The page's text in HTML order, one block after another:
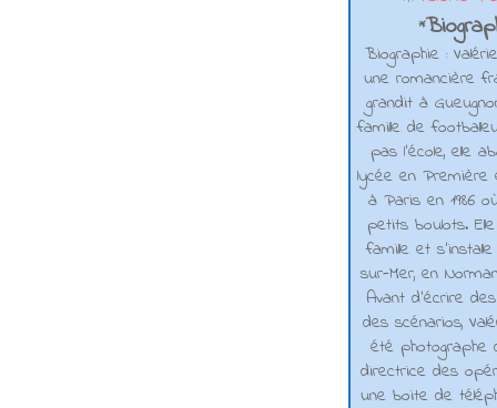
*
Biographie :
une romancière
grandit à
famille de
pas l'école, elle
lycée en
à Paris en 1986
petits boulots.
famille et
sur-Mer, en
Avant d’écrire
des scénarios,
été photographe
directrice des
une boite de